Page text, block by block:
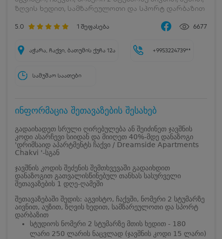
ზღვის ხედით, სამზარეულოთი და სპორტ დარბაზით
5.0 1 შეფასება 6677
აჭარა, ჩაქვი, ბათუმის ქუჩა 12ა +9953224739**
სამუშაო საათები
ინფორმაცია შეთავაზების შესახებ
გადაიხადეთ სრული ღირებულება ან შეიძინეთ ჯავშნის
კოდი ასარჩევი სიიდან და მიიღეთ 40%-მდე დანაზოგი
'დრიმსაიდ აპარტმენტს ჩაქვი / Dreamside Apartments
Chakvi '-სგან
ჯავშნის კოდის შეძენის შემთხვევაში გადაიხდით
დანაზოგით გათვალისწინებულ თანხას სასურველი
შეთავაზების 1 დღე-ღამეში
შეთავაზებაში შედის: აგვისტო, ჩაქვში, ნომერი 2 სტუმარზე
აივნით, აუზით, ზღვის ხედით, სამზარეულოთი და სპორტ
დარბაზით
სტუდიოს ნომერი 2 სტუმარზე მთის ხედით - 180
ლარი 250 ლარის ნაცვლად (ჯავშნის კოდი 15 ლარი)